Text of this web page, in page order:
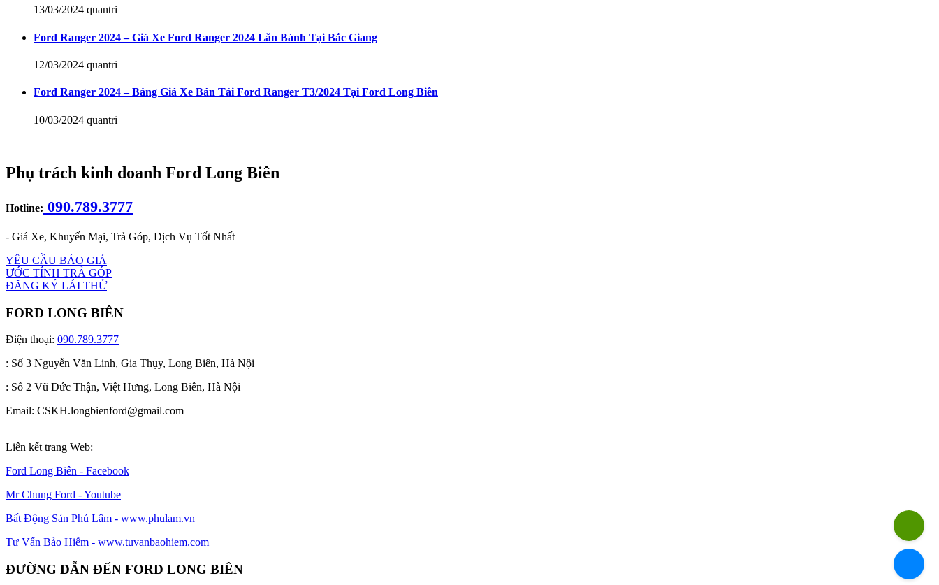
13/03/2024 quantri
Ford Ranger 2024 – Giá Xe Ford Ranger 2024 Lăn Bánh Tại Bắc Giang
12/03/2024 quantri
Ford Ranger 2024 – Bảng Giá Xe Bán Tải Ford Ranger T3/2024 Tại Ford Long Biên
10/03/2024 quantri
Phụ trách kinh doanh Ford Long Biên
Hotline: 090.789.3777
- Giá Xe, Khuyến Mại, Trả Góp, Dịch Vụ Tốt Nhất
YÊU CẦU BÁO GIÁ
ƯỚC TÍNH TRẢ GÓP
ĐĂNG KÝ LÁI THỬ
FORD LONG BIÊN
Điện thoại: 090.789.3777
: Số 3 Nguyễn Văn Linh, Gia Thụy, Long Biên, Hà Nội
: Số 2 Vũ Đức Thận, Việt Hưng, Long Biên, Hà Nội
Email: CSKH.longbienford@gmail.com
Liên kết trang Web:
Ford Long Biên - Facebook
Mr Chung Ford - Youtube
Bất Động Sản Phú Lâm - www.phulam.vn
Tư Vấn Bảo Hiểm - www.tuvanbaohiem.com
ĐƯỜNG DẪN ĐẾN FORD LONG BIÊN